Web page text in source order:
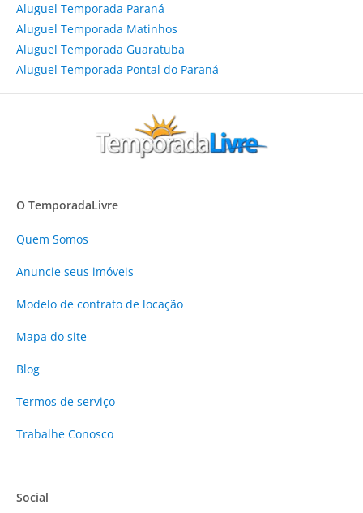
Aluguel Temporada Paraná
Aluguel Temporada Matinhos
Aluguel Temporada Guaratuba
Aluguel Temporada Pontal do Paraná
O TemporadaLivre
Quem Somos
Anuncie seus imóveis
Modelo de contrato de locação
Mapa do site
Blog
Termos de serviço
Trabalhe Conosco
Social